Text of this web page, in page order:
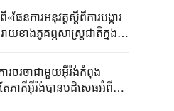
ែនការអនុវត្តស្តីពីការបង្ការ
ាយខាងភូគព្ភសាស្ត្រជាតិក្នុង
អភិវឌ្ឍន៍ជាតិ៥ឆ្នាំទី១៥»
រចរចាជាមួយ​អ៊ីរ៉ង់កំពុង​
ែភាគីអ៊ីរ៉ង់​បានបដិសេធ​អំពី